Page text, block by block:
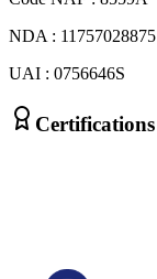
NDA : 11757028875
UAI : 0756646S
Certifications